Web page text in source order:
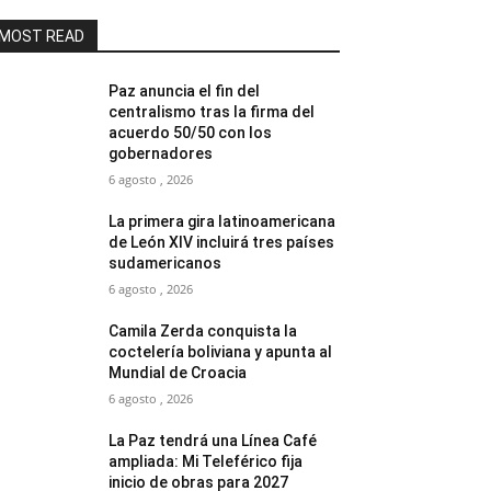
READ
Paz anuncia el fin del
centralismo tras la firma del
acuerdo 50/50 con los
gobernadores
6 agosto , 2026
La primera gira latinoamericana
de León XIV incluirá tres países
sudamericanos
6 agosto , 2026
Camila Zerda conquista la
coctelería boliviana y apunta al
Mundial de Croacia
6 agosto , 2026
La Paz tendrá una Línea Café
ampliada: Mi Teleférico fija
inicio de obras para 2027